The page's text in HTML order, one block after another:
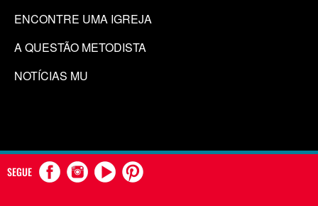
ENCONTRE UMA IGREJA
A QUESTÃO METODISTA
NOTÍCIAS MU
SEGUE